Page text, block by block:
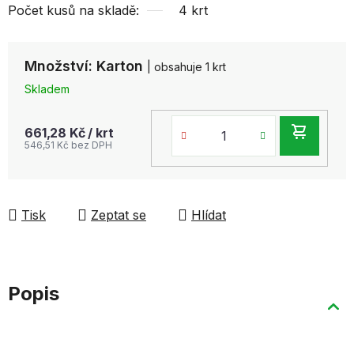
Množství: Karton
| obsahuje 1 krt
Skladem
661,28 Kč / krt
546,51 Kč bez DPH
Počet kusů na skladě:
4 krt
Tisk Zeptat se Hlídat
Popis